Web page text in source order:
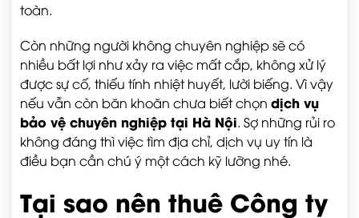
toàn.
Còn những người không chuyên nghiệp sẽ có
nhiều bất lợi như xảy ra việc mất cắp, không xử lý
được sự cố, thiếu tính nhiệt huyết, lười biếng. Vì vậy
nếu vẫn còn băn khoăn chưa biết chọn dịch vụ
bảo vệ chuyên nghiệp tại Hà Nội. Sợ những rủi ro
không đáng thì việc tìm địa chỉ, dịch vụ uy tín là
điều bạn cần chú ý một cách kỹ lưỡng nhé.
Tại sao nên thuê Công ty